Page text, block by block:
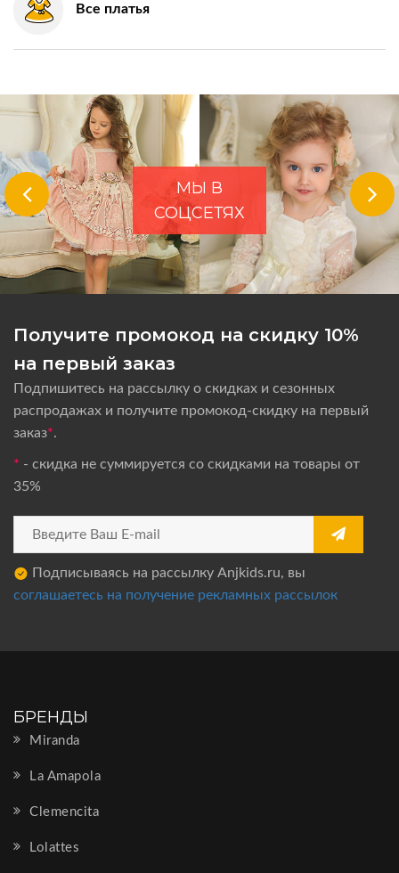
Все платья
МЫ В
СОЦСЕТЯХ
Получите промокод на скидку 10%
на первый заказ
Подпишитесь на рассылку о скидках и сезонных
распродажах и получите промокод-скидку на первый
заказ*.
* - скидка не суммируется со скидками на товары от
35%
Подписываясь на рассылку Anjkids.ru, вы
соглашаетесь на получение рекламных рассылок
БРЕНДЫ
Miranda
La Amapola
Clemencita
Lolattes